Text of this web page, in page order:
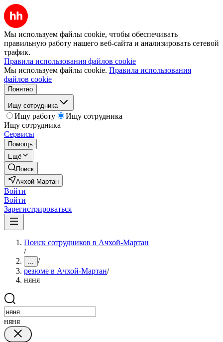
Мы используем файлы cookie, чтобы обеспечивать
правильную работу нашего веб-сайта и анализировать сетевой
трафик.
Правила использования файлов cookie
Мы используем файлы cookie. Правила использования
файлов cookie
Понятно
Ищу сотрудника
Ищу работу
Ищу сотрудника
Ищу сотрудника
Сервисы
Помощь
Ещё
Поиск
Ачхой-Мартан
Войти
Войти
Зарегистрироваться
Поиск сотрудников в Ачхой-Мартан
/
... /
резюме в Ачхой-Мартан/
няня
няня